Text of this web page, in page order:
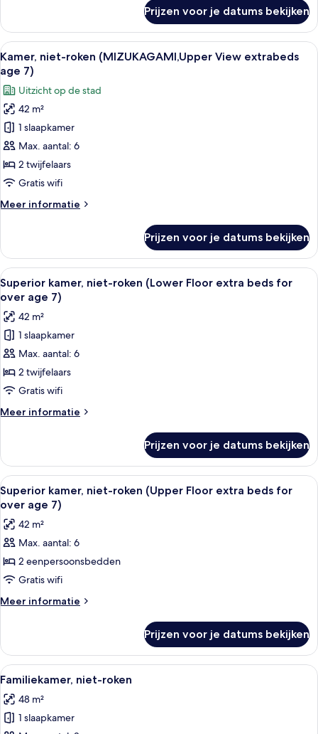
niet-
roken
(Family
Corner
Room)
Prijzen voor je datums bekijken
Alle
foto's
voor
Kamer,
niet-
roken
(MIZUKAGAMI,Upper
View
extrabeds
7)
Een hotelkamer met een groot bed,
12
Kamer, niet-roken (MIZUKAGAMI,Upper View extrabeds
age 7)
Uitzicht op de stad
42 m²
1 slaapkamer
Max. aantal: 6
2 twijfelaars
Gratis wifi
Meer informatie
Meer
niet-
roken
(MIZUKAGAMI,Upper
View
extrabeds
age
7)
Prijzen voor je datums bekijken
Alle
foto's
voor
Superior
kamer,
niet-
roken
(Lower
Floor
extra
for
over
age
7)
laden
Een hotelkamer met een groot bed,
6
Superior kamer, niet-roken (Lower Floor extra beds for
over age 7)
42 m²
1 slaapkamer
Max. aantal: 6
2 twijfelaars
Gratis wifi
Meer informatie
Meer
kamer,
niet-
roken
(Lower
extra
beds
over
age
Prijzen voor je datums bekijken
Alle
foto's
voor
Superior
kamer,
niet-
roken
(Upper
beds
for
over
age
7)
laden
Een hotelkamer met twee bedden,
7
Superior kamer, niet-roken (Upper Floor extra beds for
over age 7)
42 m²
Max. aantal: 6
2 eenpersoonsbedden
Gratis wifi
Meer informatie
Meer
kamer,
niet-
roken
Floor
extra
Prijzen voor je datums bekijken
Alle
foto's
voor
Familiekamer,
Een hotelkamer met twee bedden,
9
Familiekamer, niet-roken
48 m²
1 slaapkamer